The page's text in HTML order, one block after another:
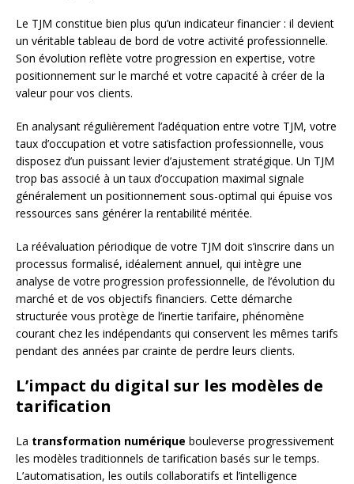
Le TJM constitue bien plus qu’un indicateur financier : il devient
un véritable tableau de bord de votre activité professionnelle.
Son évolution reflète votre progression en expertise, votre
positionnement sur le marché et votre capacité à créer de la
valeur pour vos clients.
En analysant régulièrement l’adéquation entre votre TJM, votre
taux d’occupation et votre satisfaction professionnelle, vous
disposez d’un puissant levier d’ajustement stratégique. Un TJM
trop bas associé à un taux d’occupation maximal signale
généralement un positionnement sous-optimal qui épuise vos
ressources sans générer la rentabilité méritée.
La réévaluation périodique de votre TJM doit s’inscrire dans un
processus formalisé, idéalement annuel, qui intègre une
analyse de votre progression professionnelle, de l’évolution du
marché et de vos objectifs financiers. Cette démarche
structurée vous protège de l’inertie tarifaire, phénomène
courant chez les indépendants qui conservent les mêmes tarifs
pendant des années par crainte de perdre leurs clients.
L’impact du digital sur les modèles de
tarification
La transformation numérique bouleverse progressivement
les modèles traditionnels de tarification basés sur le temps.
L’automatisation, les outils collaboratifs et l’intelligence